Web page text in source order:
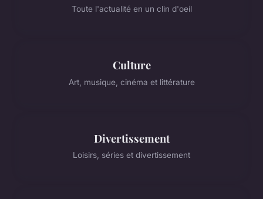
Toute l'actualité en un clin d'oeil
Culture
Art, musique, cinéma et littérature
Divertissement
Loisirs, séries et divertissement